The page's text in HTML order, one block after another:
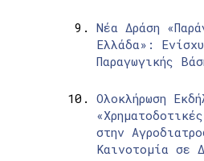
Νέα Δράση
Ελλάδα»:
Παραγωγικής
Ολοκλήρωση
στην
Καινοτομία σε